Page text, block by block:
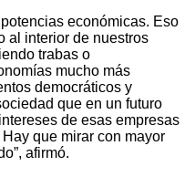
económicas. Eso
al interior de nuestros
trabas o
mucho más
democráticos y
que en un futuro
de esas empresas
que mirar con mayor
afirmó.